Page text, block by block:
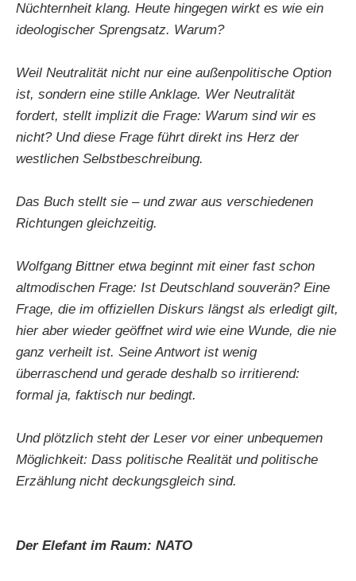
Nüchternheit klang. Heute hingegen wirkt es wie ein
ideologischer Sprengsatz. Warum?
Weil Neutralität nicht nur eine außenpolitische Option
ist, sondern eine stille Anklage. Wer Neutralität
fordert, stellt implizit die Frage: Warum sind wir es
nicht? Und diese Frage führt direkt ins Herz der
westlichen Selbstbeschreibung.
Das Buch stellt sie – und zwar aus verschiedenen
Richtungen gleichzeitig.
Wolfgang Bittner etwa beginnt mit einer fast schon
altmodischen Frage: Ist Deutschland souverän? Eine
Frage, die im offiziellen Diskurs längst als erledigt gilt,
hier aber wieder geöffnet wird wie eine Wunde, die nie
ganz verheilt ist. Seine Antwort ist wenig
überraschend und gerade deshalb so irritierend:
formal ja, faktisch nur bedingt.
Und plötzlich steht der Leser vor einer unbequemen
Möglichkeit: Dass politische Realität und politische
Erzählung nicht deckungsgleich sind.
Der Elefant im Raum: NATO